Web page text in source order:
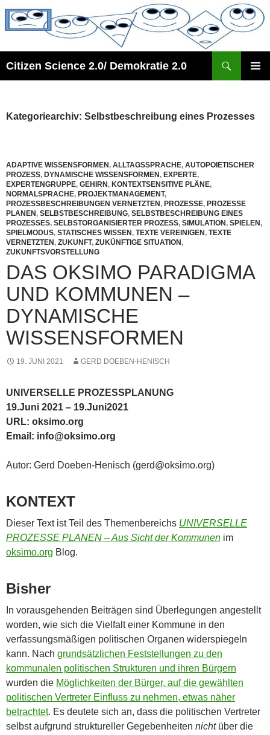
Zum
Inhalt
Citizen Science 2.0/ Demokratie 2.0
Kategoriearchiv: Selbstbeschreibung eines Prozesses
ADAPTIVE WISSENSFORMEN , ALLTAGSSPRACHE, AUTOPOIETISCHER
PROZESS, DYNAMISCHE WISSENSFORMEN , EXPERTE,
EXPERTENGRUPPE, GEHIRN , KONTEXTSENSITIVE PLÄNE,
NORMALSPRACHE, PROJEKTMANAGEMENT,
PROZESSBESCHREIBUNGEN VERNETZTEN , PROZESSE, PROZESSE
PLANEN , SELBSTBESCHREIBUNG, SELBSTBESCHREIBUNG EINES
PROZESSES, SELBSTORGANISIERTER PROZESS, SIMULATION , SPIELEN ,
SPIELMODUS, STATISCHES WISSEN , TEXTE VEREINIGEN , TEXTE
VERNETZTEN , ZUKUNFT, ZUKÜNFTIGE SITUATION ,
ZUKUNFTSVORSTELLUNG
DAS OKSIMO PARADIGMA
UND KOMMUNEN –
DYNAMISCHE
WISSENSFORMEN
19. JUNI 2021 GERD DOEBEN-HENISCH
UNIVERSELLE PROZESSPLANUNG
19.Juni 2021 – 19.Juni2021
URL: oksimo.org
Email: info@oksimo.org
Autor: Gerd Doeben-Henisch (gerd@oksimo.org)
KONTEXT
Dieser Text ist Teil des Themenbereichs UNIVERSELLE
PROZESSE PLANEN – Aus Sicht der Kommunen im
oksimo.org Blog.
Bisher
In vorausgehenden Beiträgen sind Überlegungen angestellt
worden, wie sich die Vielfalt einer Kommune in den
verfassungsmäßigen politischen Organen widerspiegeln
kann. Nach grundsätzlichen Feststellungen zu den
kommunalen politischen Strukturen und ihren Bürgern
wurden die Möglichkeiten der Bürger, auf die gewählten
politischen Vertreter Einfluss zu nehmen, etwas näher
betrachtet. Es deutete sich an, dass die politischen Vertreter
selbst aufgrund struktureller Gegebenheiten nichtüber die